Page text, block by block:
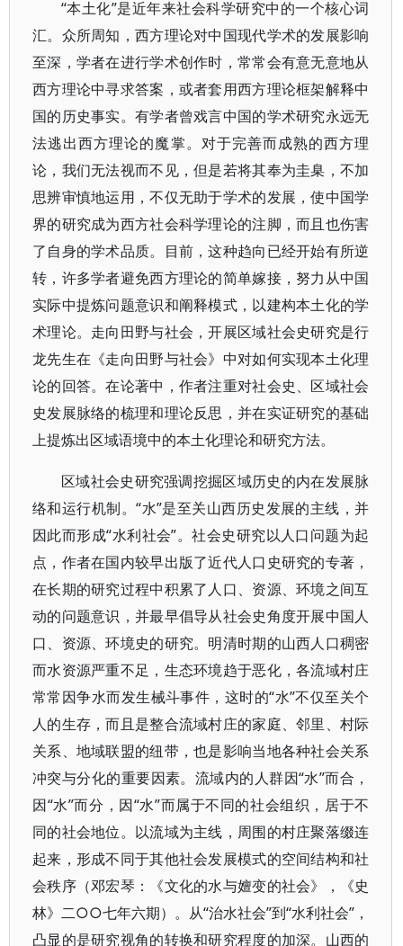
“本土化”是近年来社会科学研究中的一个核心词
汇。众所周知，西方理论对中国现代学术的发展影响
至深，学者在进行学术创作时，常常会有意无意地从
西方理论中寻求答案，或者套用西方理论框架解释中
国的历史事实。有学者曾戏言中国的学术研究永远无
法逃出西方理论的魔掌。对于完善而成熟的西方理
论，我们无法视而不见，但是若将其奉为圭臬，不加
思辨审慎地运用，不仅无助于学术的发展，使中国学
界的研究成为西方社会科学理论的注脚，而且也伤害
了自身的学术品质。目前，这种趋向已经开始有所逆
转，许多学者避免西方理论的简单嫁接，努力从中国
实际中提炼问题意识和阐释模式，以建构本土化的学
术理论。走向田野与社会，开展区域社会史研究是行
龙先生在《走向田野与社会》中对如何实现本土化理
论的回答。在论著中，作者注重对社会史、区域社会
史发展脉络的梳理和理论反思，并在实证研究的基础
上提炼出区域语境中的本土化理论和研究方法。
区域社会史研究强调挖掘区域历史的内在发展脉
络和运行机制。“水”是至关山西历史发展的主线，并
因此而形成“水利社会”。社会史研究以人口问题为起
点，作者在国内较早出版了近代人口史研究的专著，
在长期的研究过程中积累了人口、资源、环境之间互
动的问题意识，并最早倡导从社会史角度开展中国人
口、资源、环境史的研究。明清时期的山西人口稠密
而水资源严重不足，生态环境趋于恶化，各流域村庄
常常因争水而发生械斗事件，这时的“水”不仅至关个
人的生存，而且是整合流域村庄的家庭、邻里、村际
关系、地域联盟的纽带，也是影响当地各种社会关系
冲突与分化的重要因素。流域内的人群因“水”而合，
因“水”而分，因“水”而属于不同的社会组织，居于不
同的社会地位。以流域为主线，周围的村庄聚落缀连
起来，形成不同于其他社会发展模式的空间结构和社
会秩序（邓宏琴：《文化的水与嬗变的社会》，《史
林》二○○七年六期）。从“治水社会”到“水利社会”，
凸显的是研究视角的转换和研究程度的加深。山西的